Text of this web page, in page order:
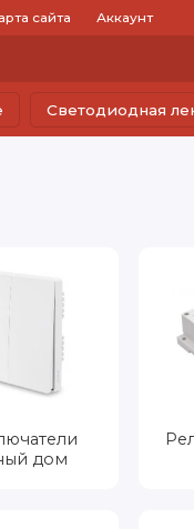
сайта Аккаунт
Светодиодная
дом